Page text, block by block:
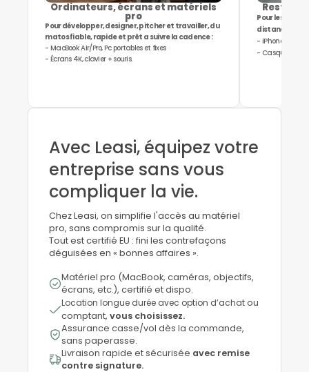
Ordinateurs, écrans et matériels
pro
Pour développer, designer, pitcher et travailler, du
matos fiable, rapide et prêt a suivre la cadence :
- MacBook Air/Pro, Pc portables et fixes
- Écrans 4K, clavier + souris.
Rester
Pour les calls,
distance :
- iPhone,
- Casque micro,
Avec Leasi, équipez votre
entreprise sans vous
compliquer la vie.
Chez Leasi, on simplifie l'accès au matériel
pro, sans compromis sur la qualité.
Tout est certifié EU : fini les contrefaçons
déguisées en « bonnes affaires ».
Matériel pro (MacBook, caméras, objectifs,
écrans, etc.), certifié et dispo.
Location longue durée avec option d’achat ou
comptant,vous choisissez.
Assurance casse/vol dès la commande,
sans paperasse.
Livraison rapide et sécurisée avec remise
contre signature.